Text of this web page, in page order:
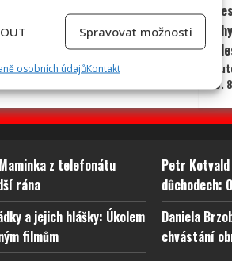
Propojení různých
přenášených informací.
Identifikace zařízení na
osobních údajů.
Spravovat možnosti
osobních údajůKontakt
6.
z telefonátu
rána
Petr
důchodech:
a jejich hlášky: Úkolem
filmům
Daniela
chvástání